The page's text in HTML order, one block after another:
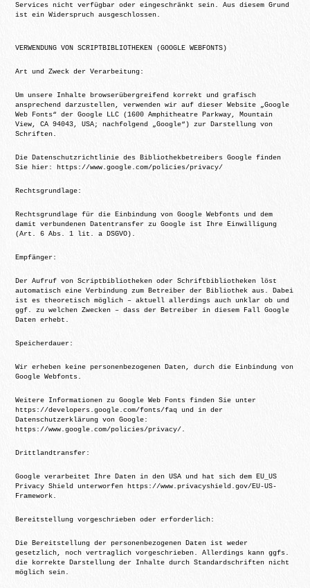
Services nicht verfügbar oder eingeschränkt sein. Aus diesem Grund
ist ein Widerspruch ausgeschlossen.
VERWENDUNG VON SCRIPTBIBLIOTHEKEN (GOOGLE WEBFONTS)
Art und Zweck der Verarbeitung:
Um unsere Inhalte browserübergreifend korrekt und grafisch
ansprechend darzustellen, verwenden wir auf dieser Website „Google
Web Fonts“ der Google LLC (1600 Amphitheatre Parkway, Mountain
View, CA 94043, USA; nachfolgend „Google“) zur Darstellung von
Schriften.
Die Datenschutzrichtlinie des Bibliothekbetreibers Google finden
Sie hier: https://www.google.com/policies/privacy/
Rechtsgrundlage:
Rechtsgrundlage für die Einbindung von Google Webfonts und dem
damit verbundenen Datentransfer zu Google ist Ihre Einwilligung
(Art. 6 Abs. 1 lit. a DSGVO).
Empfänger:
Der Aufruf von Scriptbibliotheken oder Schriftbibliotheken löst
automatisch eine Verbindung zum Betreiber der Bibliothek aus. Dabei
ist es theoretisch möglich – aktuell allerdings auch unklar ob und
ggf. zu welchen Zwecken – dass der Betreiber in diesem Fall Google
Daten erhebt.
Speicherdauer:
Wir erheben keine personenbezogenen Daten, durch die Einbindung von
Google Webfonts.
Weitere Informationen zu Google Web Fonts finden Sie unter
https://developers.google.com/fonts/faq und in der
Datenschutzerklärung von Google:
https://www.google.com/policies/privacy/.
Drittlandtransfer:
Google verarbeitet Ihre Daten in den USA und hat sich dem EU_US
Privacy Shield unterworfen https://www.privacyshield.gov/EU-US-
Framework.
Bereitstellung vorgeschrieben oder erforderlich:
Die Bereitstellung der personenbezogenen Daten ist weder
gesetzlich, noch vertraglich vorgeschrieben. Allerdings kann ggfs.
die korrekte Darstellung der Inhalte durch Standardschriften nicht
möglich sein.